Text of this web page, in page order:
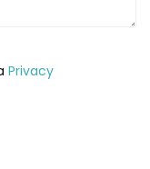
Privacy